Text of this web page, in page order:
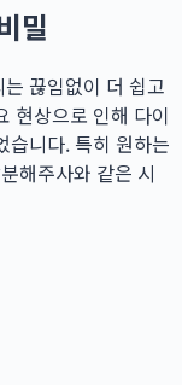
밀
끊임없이 더 쉽고
현상으로 인해 다이
습니다. 특히 원하는
해주사와 같은 시